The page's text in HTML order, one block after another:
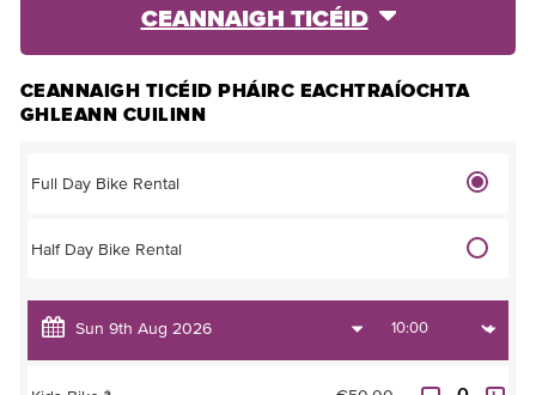
CEANNAIGH TICÉID
CEANNAIGH TICÉID PHÁIRC EACHTRAÍOCHTA
GHLEANN CUILINN
Full Day Bike Rental
Half Day Bike Rental